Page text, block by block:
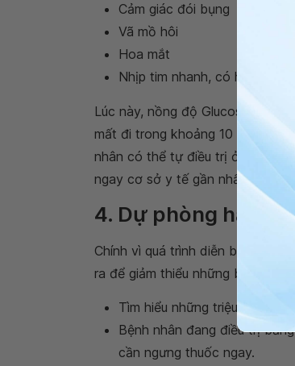
Cảm giác đói bụng
Vã mồ hôi
Hoa mắt
Nhịp tim nhanh, có hoặc
Lúc này, nồng độ Glucose trong
mất đi trong khoảng 10 – 15
nhân có thể tự điều trị ở mức độ
ngay cơ sở y tế gần nhất hoặc
4. Dự phòng hạ
Chính vì quá trình diễn biến rất
ra để giảm thiểu những biến
Tìm hiểu những triệu chứng
Bệnh nhân đang điều trị
cần ngưng thuốc ngay.